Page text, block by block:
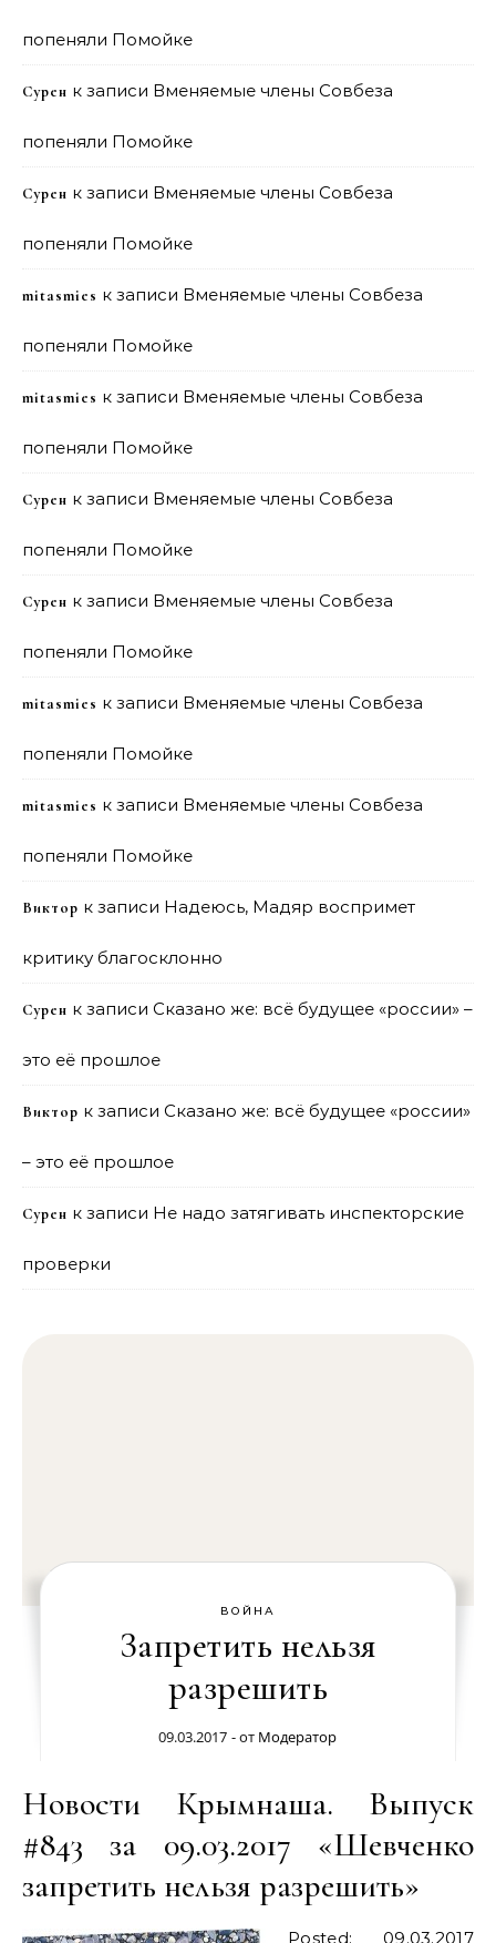
попеняли Помойке
Сурен к записи Вменяемые члены Совбеза
попеняли Помойке
Сурен к записи Вменяемые члены Совбеза
попеняли Помойке
mitasmies к записи Вменяемые члены Совбеза
попеняли Помойке
mitasmies к записи Вменяемые члены Совбеза
попеняли Помойке
Сурен к записи Вменяемые члены Совбеза
попеняли Помойке
Сурен к записи Вменяемые члены Совбеза
попеняли Помойке
mitasmies к записи Вменяемые члены Совбеза
попеняли Помойке
mitasmies к записи Вменяемые члены Совбеза
попеняли Помойке
Виктор к записи Надеюсь, Мадяр воспримет
критику благосклонно
Сурен к записи Сказано же: всё будущее «россии» –
это её прошлое
Виктор к записи Сказано же: всё будущее «россии»
– это её прошлое
Сурен к записи Не надо затягивать инспекторские
проверки
ВОЙНА
Запретить нельзя
разрешить
09.03.2017 - от Модератор
Новости Крымнаша. Выпуск
#843 за 09.03.2017 «Шевченко
запретить нельзя разрешить»
Posted: 09.03.2017